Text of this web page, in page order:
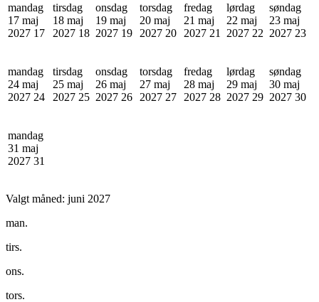
mandag
17 maj
2027 17
tirsdag
18 maj
2027 18
onsdag
19 maj
2027 19
torsdag
20 maj
2027 20
fredag
21 maj
2027 21
lørdag
22 maj
2027 22
søndag
23 maj
2027 23
mandag
24 maj
2027 24
tirsdag
25 maj
2027 25
onsdag
26 maj
2027 26
torsdag
27 maj
2027 27
fredag
28 maj
2027 28
lørdag
29 maj
2027 29
søndag
30 maj
2027 30
mandag
31 maj
2027 31
Valgt måned: juni 2027
man.
tirs.
ons.
tors.